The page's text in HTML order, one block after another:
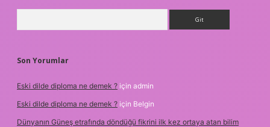
Son Yorumlar
Eski dilde diploma ne demek ? için admin
Eski dilde diploma ne demek ? için Belgin
Dünyanın Güneş etrafında döndüğü fikrini ilk kez ortaya atan bilim